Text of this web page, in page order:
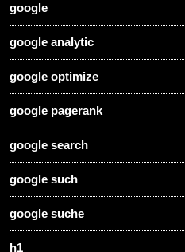
google
google analytic
google optimize
google pagerank
google search
google such
google suche
h1